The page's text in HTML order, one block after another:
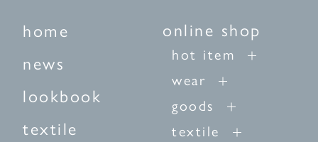
home
news
lookbook
textile
online shop
hot item
wear
goods
textile